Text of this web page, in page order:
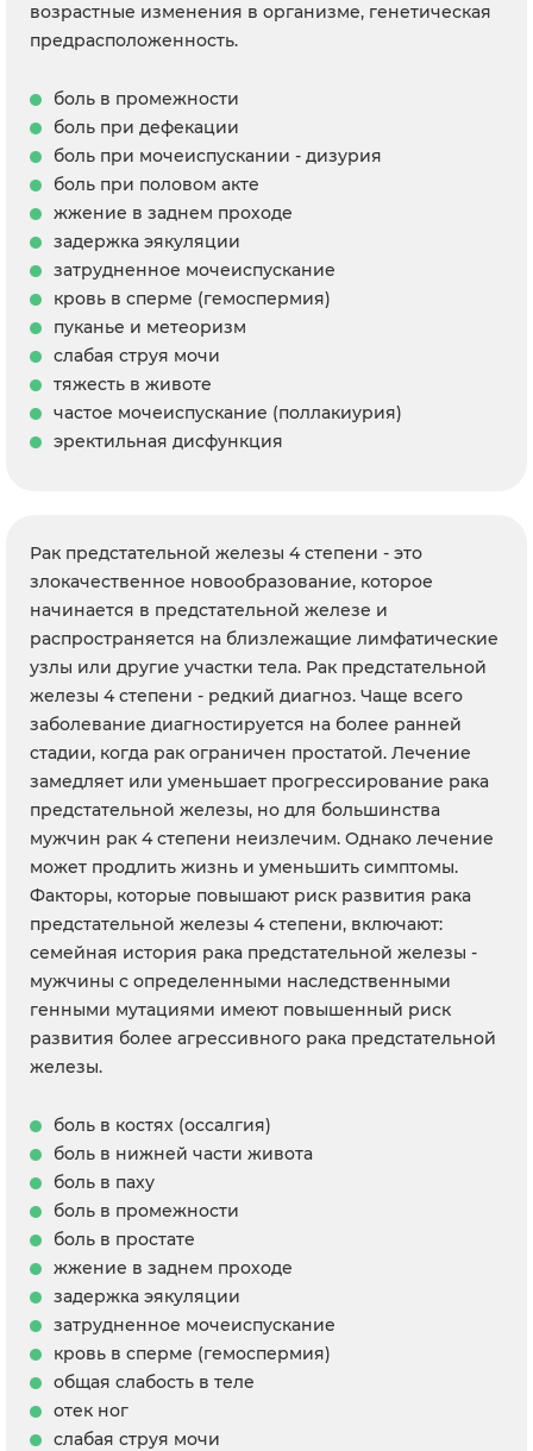
возрастные изменения в организме, генетическая
предрасположенность.
боль в промежности
боль при дефекации
боль при мочеиспускании - дизурия
боль при половом акте
жжение в заднем проходе
задержка эякуляции
затрудненное мочеиспускание
кровь в сперме (гемоспермия)
пуканье и метеоризм
слабая струя мочи
тяжесть в животе
частое мочеиспускание (поллакиурия)
эректильная дисфункция
Рак предстательной железы 4 степени - это
злокачественное новообразование, которое
начинается в предстательной железе и
распространяется на близлежащие лимфатические
узлы или другие участки тела. Рак предстательной
железы 4 степени - редкий диагноз. Чаще всего
заболевание диагностируется на более ранней
стадии, когда рак ограничен простатой. Лечение
замедляет или уменьшает прогрессирование рака
предстательной железы, но для большинства
мужчин рак 4 степени неизлечим. Однако лечение
может продлить жизнь и уменьшить симптомы.
Факторы, которые повышают риск развития рака
предстательной железы 4 степени, включают:
семейная история рака предстательной железы -
мужчины с определенными наследственными
генными мутациями имеют повышенный риск
развития более агрессивного рака предстательной
железы.
боль в костях (оссалгия)
боль в нижней части живота
боль в паху
боль в промежности
боль в простате
жжение в заднем проходе
задержка эякуляции
затрудненное мочеиспускание
кровь в сперме (гемоспермия)
общая слабость в теле
отек ног
слабая струя мочи